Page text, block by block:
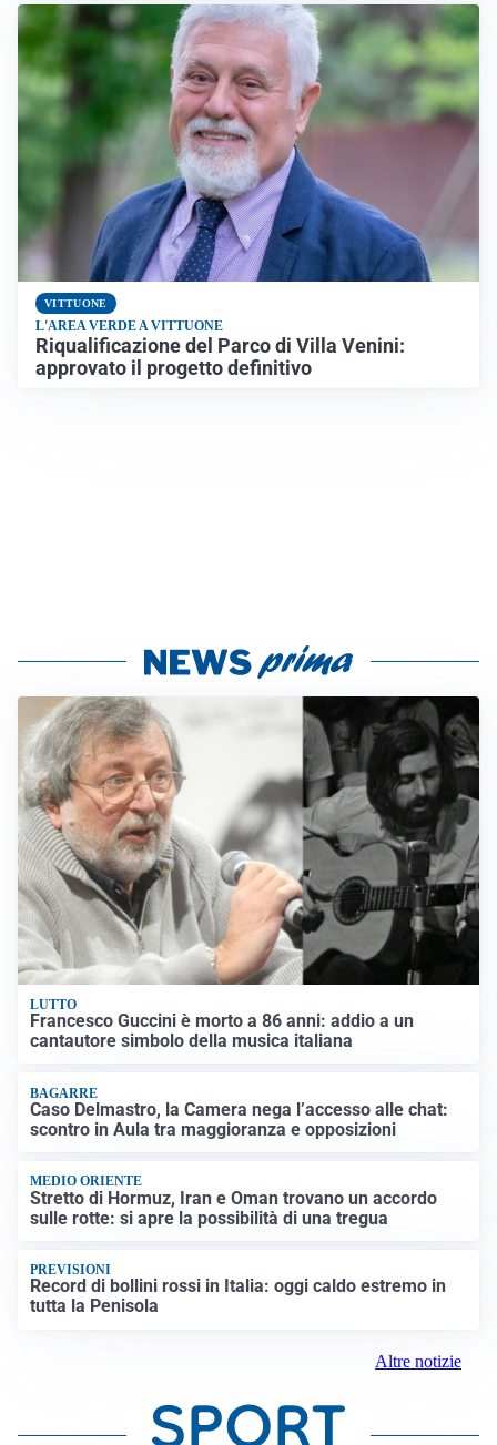
VITTUONE
L'AREA VERDE A VITTUONE
Riqualificazione del Parco di Villa Venini:
approvato il progetto definitivo
LUTTO
Francesco Guccini è morto a 86 anni: addio a un
cantautore simbolo della musica italiana
BAGARRE
Caso Delmastro, la Camera nega l’accesso alle chat:
scontro in Aula tra maggioranza e opposizioni
MEDIO ORIENTE
Stretto di Hormuz, Iran e Oman trovano un accordo
sulle rotte: si apre la possibilità di una tregua
PREVISIONI
Record di bollini rossi in Italia: oggi caldo estremo in
tutta la Penisola
Altre notizie